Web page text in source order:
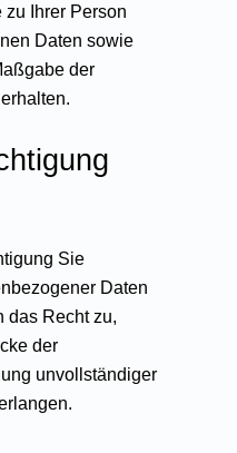
Ihrer Person
Daten sowie
der
Sie
Daten
das Recht zu,
der
unvollständiger